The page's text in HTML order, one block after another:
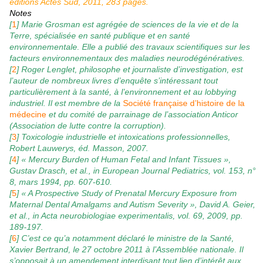
Notes
[1 ] Marie Grosman est agrégée de sciences de la vie et de la
Terre, spécialisée en santé publique et en santé
environnementale. Elle a publié des travaux scientifiques sur les
facteurs environnementaux des maladies neurodégénératives.
[2] Roger Lenglet, philosophe et journaliste d’investigation, est
l’auteur de nombreux livres d’enquête s’intéressant tout
particulièrement à la santé, à l’environnement et au lobbying
industriel. Il est membre de la Société française d’histoire de la
médecine et du comité de parrainage de l’association Anticor
(Association de lutte contre la corruption).
[3] Toxicologie industrielle et intoxications professionnelles,
Robert Lauwerys, éd. Masson, 2007.
[4] « Mercury Burden of Human Fetal and Infant Tissues »,
Gustav Drasch, et al., in European Journal Pediatrics, vol. 153, n°
8, mars 1994, pp. 607-610.
[5] « A Prospective Study of Prenatal Mercury Exposure from
Maternal Dental Amalgams and Autism Severity », David A. Geier,
et al., in Acta neurobiologiae experimentalis, vol. 69, 2009, pp.
189-197.
[6] C’est ce qu’a notamment déclaré le ministre de la Santé,
Xavier Bertrand, le 27 octobre 2011 à l’Assemblée nationale. Il
s’opposait à un amendement interdisant tout lien d’intérêt aux